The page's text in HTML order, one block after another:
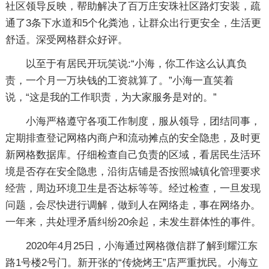
社区领导反映，帮助解决了百万庄安珠社区路灯安装，疏
通了3条下水道和5个化粪池，让群众出行更安全，生活更
舒适。深受网格群众好评。
以至于有居民开玩笑说:“小海，你工作这么认真负
责，一个月一万块钱的工资就算了。”小海一直笑着
说，“这是我的工作职责，为大家服务是对的。”
小海严格遵守各项工作制度，服从领导，团结同事，
定期排查登记网格内商户和流动摊点的安全隐患，及时更
新网格数据库。仔细检查自己负责的区域，看居民生活环
境是否存在安全隐患，沿街店铺是否按照城镇化管理要求
经营，周边环境卫生是否达标等等。经过检查，一旦发现
问题，会尽快进行调解，做到人在网络走，事在网络办。
一年来，共处理矛盾纠纷20余起，未发生群体性的事件。
2020年4月25日，小海通过网格微信群了解到耀江东
路1号楼2号门。新开张的“传烧烤王”店严重扰民。小海立